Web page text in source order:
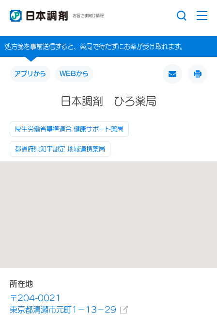
お客さま向け情報
処方箋を事前送信すると、薬局で待たずにお薬が受け取れます。
アプリから WEBから
日本調剤 ひろ薬局
厚生労働省基準適合 健康サポート薬局
都道府県知事認定 地域連携薬局
所在地
〒204-0021
東京都清瀬市元町1－13－29